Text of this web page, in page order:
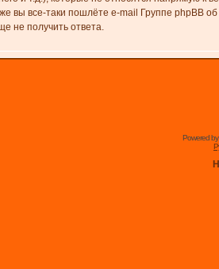
вы все-таки пошлёте e-mail Группе phpBB
не получить ответа.
Powered by